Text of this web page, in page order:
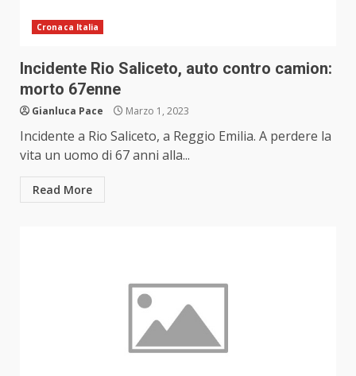
Cronaca Italia
Incidente Rio Saliceto, auto contro camion:
morto 67enne
Gianluca Pace Marzo 1, 2023
Incidente a Rio Saliceto, a Reggio Emilia. A perdere la
vita un uomo di 67 anni alla...
Read More